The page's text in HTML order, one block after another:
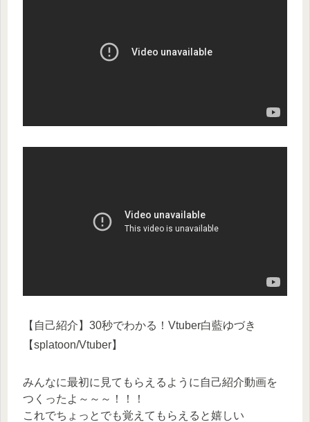
【自己紹介】30秒でわかる！Vtuber白藍ゆづき
【splatoon/Vtuber】
みんなに最初に見てもらえるように自己紹介動画を
つくったよ～～～！！！
これでちょっとでも覚えてもらえると嬉しい